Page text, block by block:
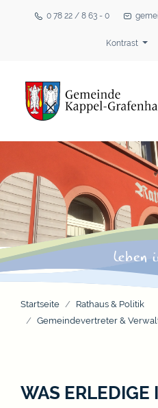
0 78 22 / 8 63 - 0
Kontrast
Startseite
Rathaus & Politik
Gemeindevertreter &
WAS ERLEDIGE